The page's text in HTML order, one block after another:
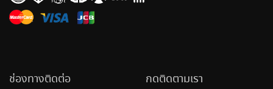
ช่องทางติดต่อ กดติดตามเรา